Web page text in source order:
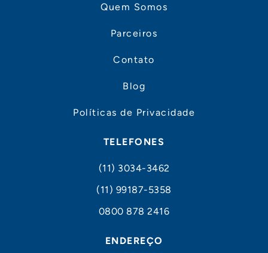
Quem Somos
Parceiros
Contato
Blog
Políticas de Privacidade
TELEFONES
(11) 3034-3462
(11) 99187-5358
0800 878 2416
ENDEREÇO